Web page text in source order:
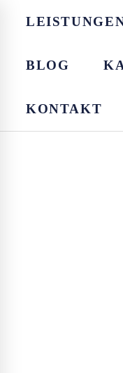
BLOG
KONTAKT